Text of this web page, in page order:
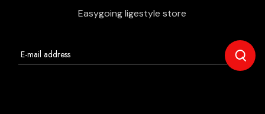
Easygoing ligestyle store